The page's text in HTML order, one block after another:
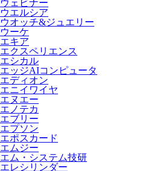
ウェビナー
ウエルシア
ウオッチ&ジュエリー
ウーケ
エキア
エクスペリエンス
エシカル
エッジAIコンピュータ
エディオン
エニイワイヤ
エヌエー
エノテカ
エブリー
エプソン
エポスカード
エムジー
エム・システム技研
エレシリンダー